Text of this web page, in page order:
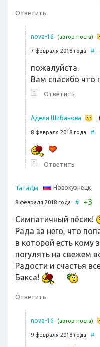
Ответить
nova-16 (автор поста)
7 февраля 2018 года #
пожалуйста.
Вам спасибо что
↑ Ответить
Аделя Шибанова
8 февраля 2018 года #
↑ Ответить
ТатаДм Новокузнецк
8 февраля 2018 года # +3
Симпатичный пёсик!
Рада за него, что
в которой есть кому
погулять на свежем
Радости и счастья
Бакса!
Ответить
nova-16 (автор поста)
9 февраля 2018 года #